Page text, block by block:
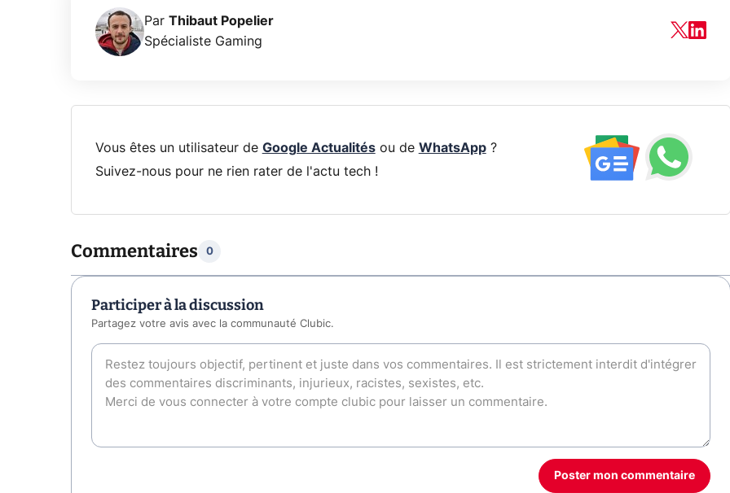
Par Thibaut Popelier
Spécialiste Gaming
Vous êtes un utilisateur de Google Actualitésou de WhatsApp?
Suivez-nous pour ne rien rater de l'actu tech !
Commentaires 0
Participer à la discussion
Partagez votre avis avec la communauté Clubic.
Poster mon commentaire